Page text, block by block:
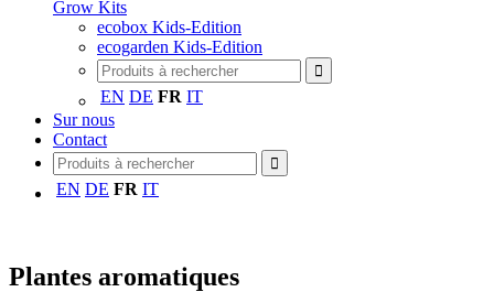
Grow Kits
ecobox Kids-Edition
ecogarden Kids-Edition
EN DE FR IT
Sur nous
Contact
EN DE FR IT
Plantes aromatiques